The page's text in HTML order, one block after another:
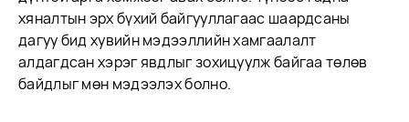
хяналтын эрх бүхий байгууллагаас шаардсаны
дагуу бид хувийн мэдээллийн хамгаалалт
алдагдсан хэрэг явдлыг зохицуулж байгаа төлөв
байдлыг мөн мэдээлэх болно.